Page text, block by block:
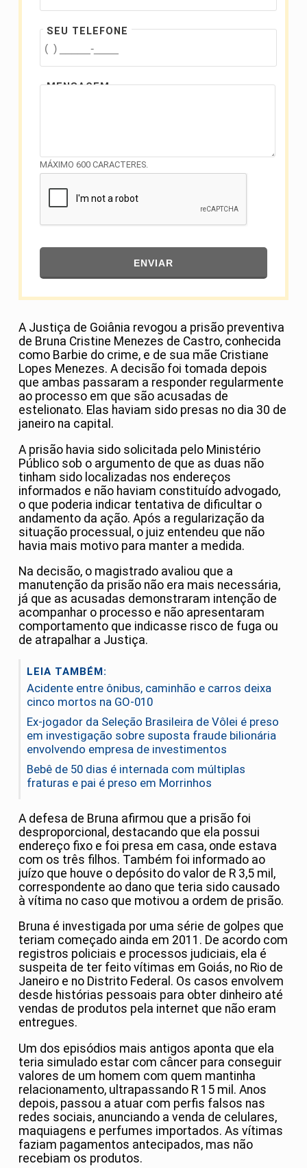
SEU TELEFONE
MENSAGEM
MÁXIMO 600 CARACTERES.
ENVIAR
A Justiça de Goiânia revogou a prisão preventiva
de Bruna Cristine Menezes de Castro, conhecida
como Barbie do crime, e de sua mãe Cristiane
Lopes Menezes. A decisão foi tomada depois
que ambas passaram a responder regularmente
ao processo em que são acusadas de
estelionato. Elas haviam sido presas no dia 30 de
janeiro na capital.
A prisão havia sido solicitada pelo Ministério
Público sob o argumento de que as duas não
tinham sido localizadas nos endereços
informados e não haviam constituído advogado,
o que poderia indicar tentativa de dificultar o
andamento da ação. Após a regularização da
situação processual, o juiz entendeu que não
havia mais motivo para manter a medida.
Na decisão, o magistrado avaliou que a
manutenção da prisão não era mais necessária,
já que as acusadas demonstraram intenção de
acompanhar o processo e não apresentaram
comportamento que indicasse risco de fuga ou
de atrapalhar a Justiça.
LEIA TAMBÉM:
Acidente entre ônibus, caminhão e carros deixa
cinco mortos na GO-010
Ex-jogador da Seleção Brasileira de Vôlei é preso
em investigação sobre suposta fraude bilionária
envolvendo empresa de investimentos
Bebê de 50 dias é internada com múltiplas
fraturas e pai é preso em Morrinhos
A defesa de Bruna afirmou que a prisão foi
desproporcional, destacando que ela possui
endereço fixo e foi presa em casa, onde estava
com os três filhos. Também foi informado ao
juízo que houve o depósito do valor de R 3,5 mil,
correspondente ao dano que teria sido causado
à vítima no caso que motivou a ordem de prisão.
Bruna é investigada por uma série de golpes que
teriam começado ainda em 2011. De acordo com
registros policiais e processos judiciais, ela é
suspeita de ter feito vítimas em Goiás, no Rio de
Janeiro e no Distrito Federal. Os casos envolvem
desde histórias pessoais para obter dinheiro até
vendas de produtos pela internet que não eram
entregues.
Um dos episódios mais antigos aponta que ela
teria simulado estar com câncer para conseguir
valores de um homem com quem mantinha
relacionamento, ultrapassando R 15 mil. Anos
depois, passou a atuar com perfis falsos nas
redes sociais, anunciando a venda de celulares,
maquiagens e perfumes importados. As vítimas
faziam pagamentos antecipados, mas não
recebiam os produtos.